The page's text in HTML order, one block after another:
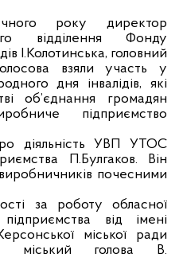
року директор
відділення Фонду
І.Колотинська, головний
взяли участь у
дня інвалідів, які
об’єднання громадян
підприємство
діяльність УВП УТОС
П.Булгаков. Він
почесними
за роботу обласної
підприємства від імені
міської ради
міський голова В.